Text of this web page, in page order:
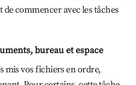
commencer avec les tâches
bureau et espace
mis vos fichiers en ordre,